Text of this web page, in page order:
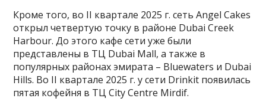
Кроме того, во II квартале 2025 г. сеть Angel Cakes
открыл четвертую точку в районе Dubai Creek
Harbour. До этого кафе сети уже были
представлены в ТЦ Dubai Mall, а также в
популярных районах эмирата – Bluewaters и Dubai
Hills. Во II квартале 2025 г. у сети Drinkit появилась
пятая кофейня в ТЦ City Centre Mirdif.